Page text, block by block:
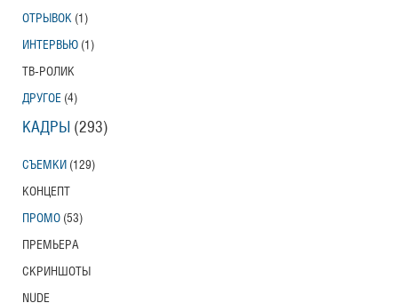
ОТРЫВОК (1)
ИНТЕРВЬЮ (1)
ТВ-РОЛИК
ДРУГОЕ (4)
КАДРЫ (293)
СЪЕМКИ (129)
КОНЦЕПТ
ПРОМО (53)
ПРЕМЬЕРА
СКРИНШОТЫ
NUDE